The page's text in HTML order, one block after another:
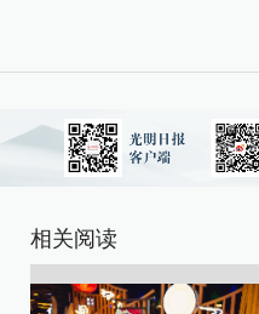
相关阅读